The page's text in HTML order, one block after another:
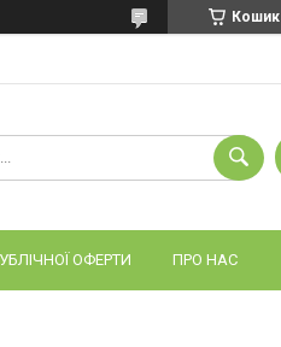
Кошик
ОФЕРТИ ПРО НАС